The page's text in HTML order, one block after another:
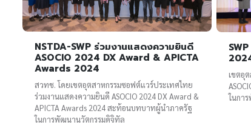
NSTDA-SWP ร่วมงานแสดงความยินดี
ASOCIO 2024 DX Award & APICTA
Awards 2024
สวทช. โดยเขตอุตสาหกรรมซอฟต์แวร์ประเทศไทย
ร่วมงานแสดงความยินดี ASOCIO 2024 DX Award &
APICTA Awards 2024 สะท้อนบทบาทผู้นำภาครัฐ
ในการพัฒนานวัตกรรมดิจิทัล
เขตอุ
ในกา